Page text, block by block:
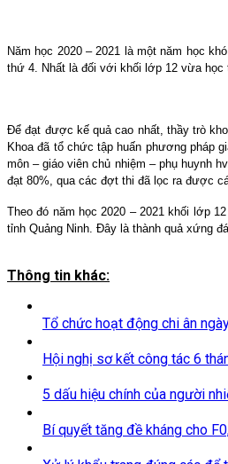
Năm học 2020 – 2021 là một năm học
thứ 4. Nhất là đối với khối lớp 12 vừa học
Để đạt được kế quả cao nhất, thầy trò
Khoa đã tổ chức tập huấn phương pháp
môn – giáo viên chủ nhiệm – phụ huynh
đạt 80%, qua các đợt thi đã lọc ra được
Theo đó năm học 2020 – 2021 khối lớp
tỉnh Quảng Ninh. Đây là thành quả xứng
Thông tin khác:
Tổ chức hoạt động chi ân
Hội nghị sơ kết công tác 6
5 dấu hiệu chính của người
Bí quyết tăng đề kháng cho